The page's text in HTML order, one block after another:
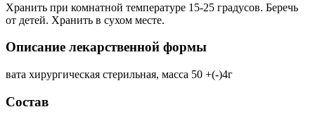
Хранить при комнатной температуре 15-25 градусов. Беречь
от детей. Хранить в сухом месте.
Описание лекарственной формы
вата хирургическая стерильная, масса 50 +(-)4г
Состав